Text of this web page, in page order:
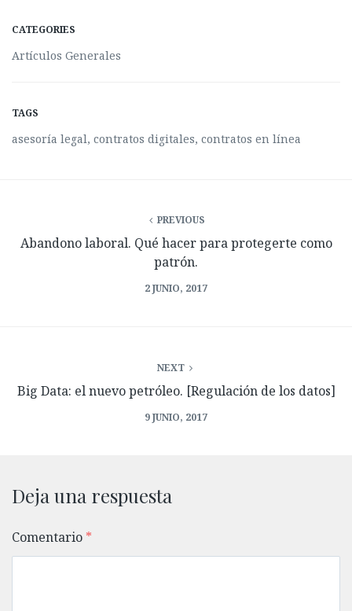
CATEGORIES
Artículos Generales
TAGS
asesoría legal, contratos digitales, contratos en línea
PREVIOUS
Abandono laboral. Qué hacer para protegerte como
patrón.
2 JUNIO, 2017
NEXT
Big Data: el nuevo petróleo. [Regulación de los datos]
9 JUNIO, 2017
Deja una respuesta
Comentario *